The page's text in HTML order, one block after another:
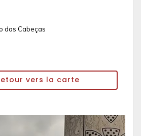
das Cabeças
vers la carte